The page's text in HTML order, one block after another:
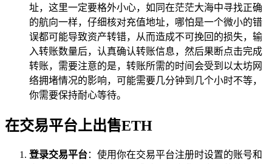
址，这里一定要格外小心，如同在茫茫大海中寻找正确
的航向一样，仔细核对充值地址，哪怕是一个微小的错
误都可能导致资产转错，从而造成不可挽回的损失，输
入转账数量后，认真确认转账信息，然后果断点击完成
转账，需要注意的是，转账所需的时间会受到以太坊网
络拥堵情况的影响，可能需要几分钟到几个小时不等，
你需要保持耐心等待。
在交易平台上出售ETH
登录交易平台：使用你在交易平台注册时设置的账号和